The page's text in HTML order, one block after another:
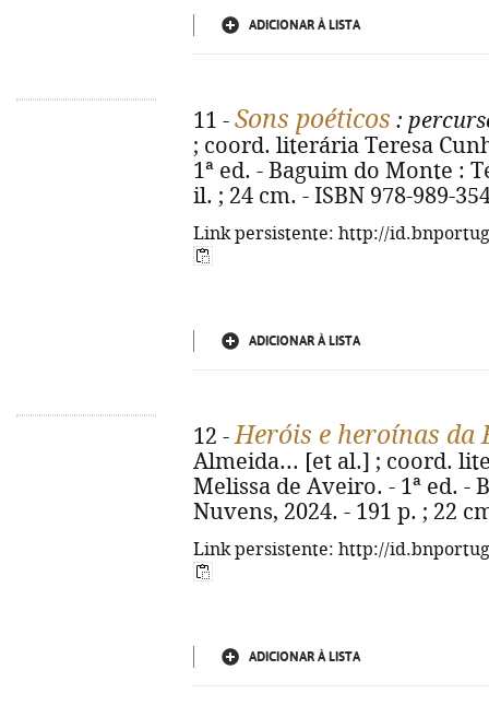
ADICIONAR À LISTA
11 - Sons poéticos :
; coord. literária Teresa
1ª ed. - Baguim do Monte :
il. ; 24 cm. - ISBN 978-989-
Link persistente: http://
ADICIONAR À LISTA
12 -Heróis e heroínas da
Almeida... [et al.] ; coord.
Melissa de Aveiro. - 1ª ed. -
Nuvens, 2024. - 191 p. ; 22
Link persistente: http://
ADICIONAR À LISTA